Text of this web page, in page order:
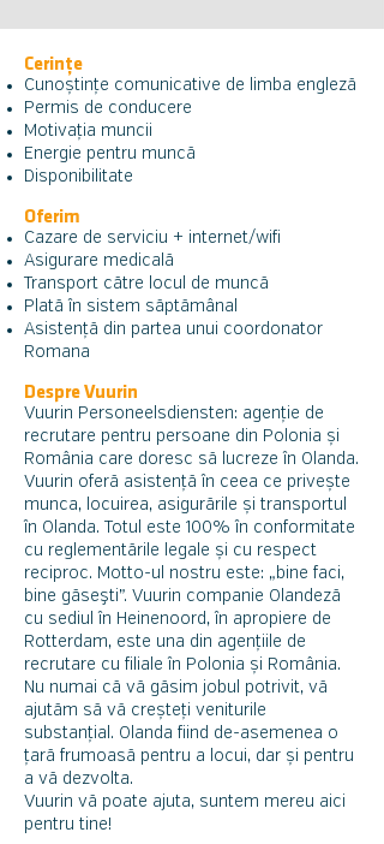
Cerințe
Cunoștințe comunicative de limba engleză
Permis de conducere
Motivația muncii
Energie pentru muncă
Disponibilitate
Oferim
Cazare de serviciu + internet/wifi
Asigurare medicală
Transport către locul de muncă
Plată în sistem săptămânal
Asistență din partea unui coordonator
Romana
Despre Vuurin
Vuurin Personeelsdiensten: agenție de
recrutare pentru persoane din Polonia și
România care doresc să lucreze în Olanda.
Vuurin oferă asistență în ceea ce privește
munca, locuirea, asigurările și transportul
în Olanda. Totul este 100% în conformitate
cu reglementările legale și cu respect
reciproc. Motto-ul nostru este: „bine faci,
bine găseşti”. Vuurin companie Olandeză
cu sediul în Heinenoord, în apropiere de
Rotterdam, este una din agențiile de
recrutare cu filiale în Polonia și România.
Nu numai că vă găsim jobul potrivit, vă
ajutăm să vă creșteți veniturile
substanțial. Olanda fiind de-asemenea o
țară frumoasă pentru a locui, dar și pentru
a vă dezvolta.
Vuurin vă poate ajuta, suntem mereu aici
pentru tine!